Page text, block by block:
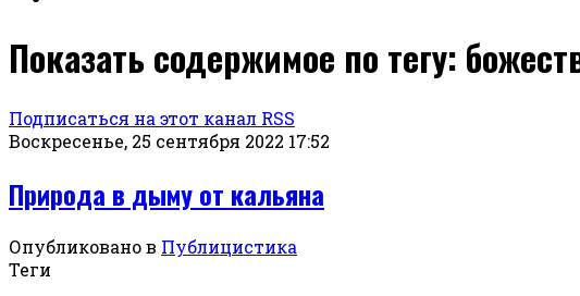
Показать содержимое по тегу:
Подписаться на этот канал RSS
Воскресенье, 25 сентября 2022 17:52
Природа в дыму от кальяна
Опубликовано в Публицистика
Теги